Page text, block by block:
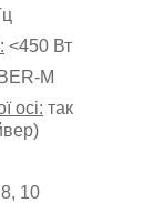
<450 Вт
M
осі: так
10